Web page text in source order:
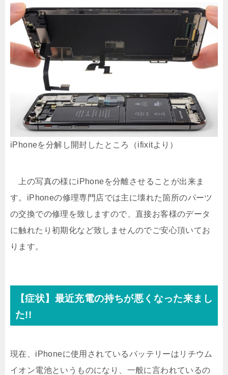
iPhoneを分解し開封したところ（ifixitより）
上の写真の様にiPhoneを分離させることが出来ま
す。iPhoneの修理専門店では主に壊れた箇所のパーツ
の交換での修理を致しますので、直接お客様のデータ
に触れたり初期化など致しませんのでご安心頂いてお
ります。
【症状】最近充電の持ちが悪くなった来まし
た!!
現在、iPhoneに使用されているバッテリーはリチウム
イオン電池というものになり、一般に言われているの